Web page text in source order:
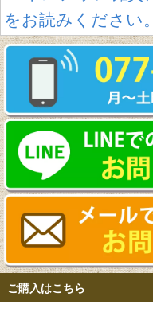
をお読みください。
ご購入はこちら